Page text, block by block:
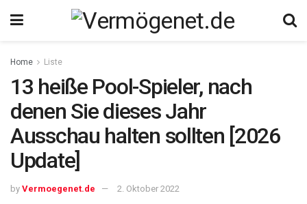
Home Liste
13 heiße Pool-Spieler, nach
denen Sie dieses Jahr
Ausschau halten sollten [2026
Update]
by Vermoegenet.de 2. Oktober 2022